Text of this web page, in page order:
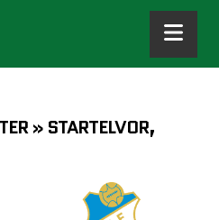
» STARTELVOR,